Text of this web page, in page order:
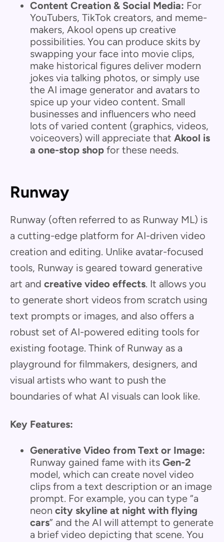
Content Creation & Social Media: For
YouTubers, TikTok creators, and meme-
makers, Akool opens up creative
possibilities. You can produce skits by
swapping your face into movie clips,
make historical figures deliver modern
jokes via talking photos, or simply use
the AI image generator and avatars to
spice up your video content. Small
businesses and influencers who need
lots of varied content (graphics, videos,
voiceovers) will appreciate that Akool is
a one-stop shop for these needs.
Runway
Runway (often referred to as Runway ML) is
a cutting-edge platform for AI-driven video
creation and editing. Unlike avatar-focused
tools, Runway is geared toward generative
art and creative video effects. It allows you
to generate short videos from scratch using
text prompts or images, and also offers a
robust set of AI-powered editing tools for
existing footage. Think of Runway as a
playground for filmmakers, designers, and
visual artists who want to push the
boundaries of what AI visuals can look like.
Key Features:
Generative Video from Text or Image:
Runway gained fame with its Gen-2
model, which can create novel video
clips from a text description or an image
prompt. For example, you can type “a
neon city skyline at night with flying
cars” and the AI will attempt to generate
a brief video depicting that scene. You